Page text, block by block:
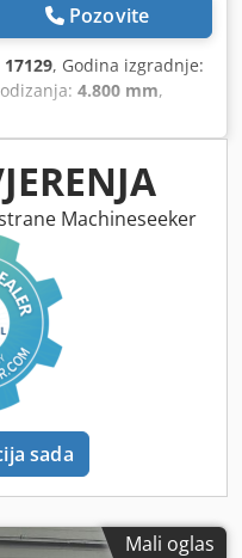
Pozovite
17129, Godina izgradnje:
4.800 mm,
triplex, građevinska
51,2 V , duljina vilica:
18x7-8 non marking
non marking, ukupna
Machineseeker
sada
Mali oglas